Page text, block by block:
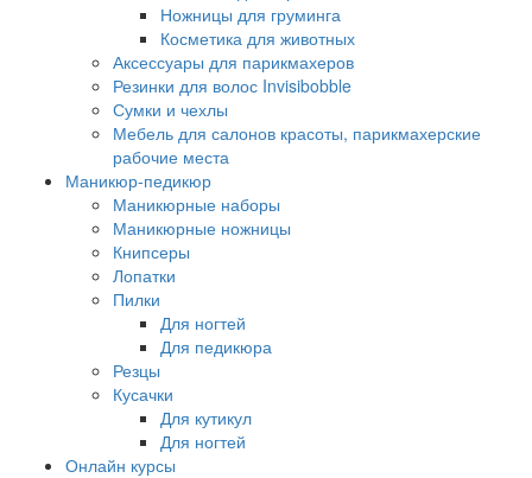
Ножницы для груминга
Косметика для животных
Аксессуары для парикмахеров
Резинки для волос Invisibobble
Сумки и чехлы
Мебель для салонов красоты, парикмахерские
рабочие места
Маникюр-педикюр
Маникюрные наборы
Маникюрные ножницы
Книпсеры
Лопатки
Пилки
Для ногтей
Для педикюра
Резцы
Кусачки
Для кутикул
Для ногтей
Онлайн курсы